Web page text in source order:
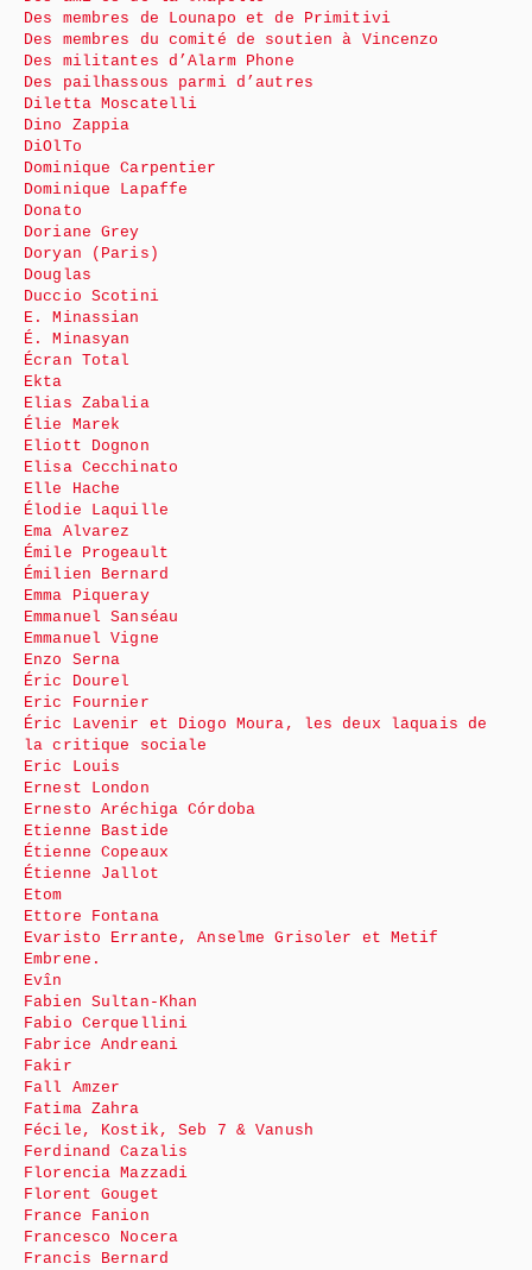
Des membres de Lounapo et de Primitivi
Des membres du comité de soutien à Vincenzo
Des militantes d’Alarm Phone
Des pailhassous parmi d’autres
Diletta Moscatelli
Dino Zappia
DiOlTo
Dominique Carpentier
Dominique Lapaffe
Donato
Doriane Grey
Doryan (Paris)
Douglas
Duccio Scotini
E. Minassian
É. Minasyan
Écran Total
Ekta
Elias Zabalia
Élie Marek
Eliott Dognon
Elisa Cecchinato
Elle Hache
Élodie Laquille
Ema Alvarez
Émile Progeault
Émilien Bernard
Emma Piqueray
Emmanuel Sanséau
Emmanuel Vigne
Enzo Serna
Éric Dourel
Eric Fournier
Éric Lavenir et Diogo Moura, les deux laquais de
la critique sociale
Eric Louis
Ernest London
Ernesto Aréchiga Córdoba
Etienne Bastide
Étienne Copeaux
Étienne Jallot
Etom
Ettore Fontana
Evaristo Errante, Anselme Grisoler et Metif
Embrene.
Evîn
Fabien Sultan-Khan
Fabio Cerquellini
Fabrice Andreani
Fakir
Fall Amzer
Fatima Zahra
Fécile, Kostik, Seb 7 & Vanush
Ferdinand Cazalis
Florencia Mazzadi
Florent Gouget
France Fanion
Francesco Nocera
Francis Bernard